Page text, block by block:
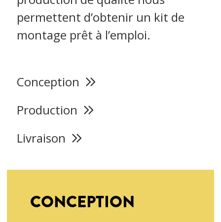
permettent d’obtenir un kit de
montage prêt à l’emploi.
Conception
Production
Livraison
CONCEPTION